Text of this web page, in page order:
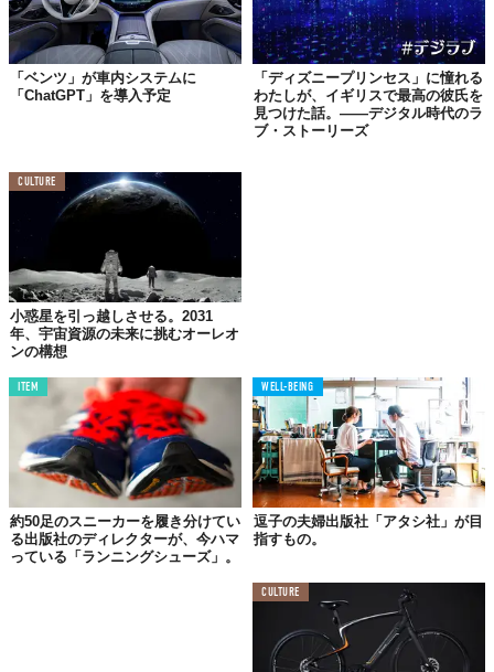
題として語られる場面が増えてきました。このレポートが突きつ
けているのは、単なる海外の失敗談ではなく、「顧客との関係性
をどう構造化するか」という、あらゆるブランドに共通する本質
的な問いだと感じます。
50社の墓標が教えてくれるのは、結局のところシンプルなことで
す。広告費を投じて顧客を「買う」モデルには限界がある。持続
的なブランドとは、顧客が自ら戻ってくる理由を持ち、時代の発
見インフラが変わっても見つけてもらえる存在のこと。
AI検索という新たな発見レイヤーが急速に広がる中、自社ブラン
ドの「可視性」がどこに依存しているのか。このレポートを機
に、一度棚卸ししてみる価値は大いにありそうです。
Reference:
The DTC Graveyard: 50 Consumer Brand Failures and the Patterns Behind
Them
Top image: ©
iStock.com / Gwengoat
TABI LABO
この世界は、もっと広いはずだ。
「ベンツ」が車内システムに
「ChatGPT」を導入予定
「ディズニープリンセス」に憧れる
わたしが、イギリスで最高の彼氏を
見つけた話。——デジタル時代のラ
ブ・ストーリーズ
CULTURE
小惑星を引っ越しさせる。2031
年、宇宙資源の未来に挑むオーレオ
ンの構想
ITEM
約50足のスニーカーを履き分けてい
る出版社のディレクターが、今ハマ
っている「ランニングシューズ」。
WELL-BEING
逗子の夫婦出版社「アタシ社」が目
指すもの。
CULTURE